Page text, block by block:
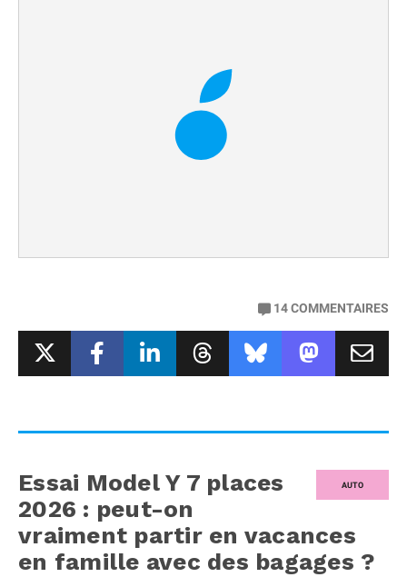
14COMMENTAIRES
AUTO
Essai Model Y 7 places
2026 : peut-on
vraiment partir en vacances
en famille avec des bagages ?